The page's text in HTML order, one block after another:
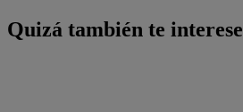
Quizá también te interese